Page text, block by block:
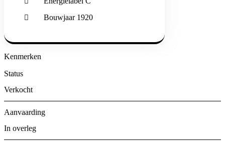
Bouwjaar 1920
Kenmerken
Status
Verkocht
Aanvaarding
In overleg